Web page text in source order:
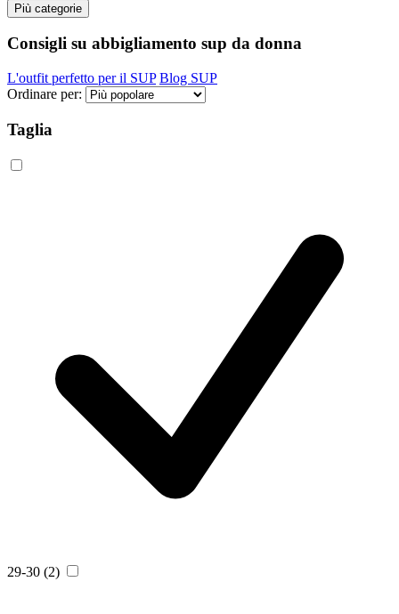
Più categorie
Consigli su abbigliamento sup da donna
L'outfit perfetto per il SUP Blog SUP
Ordinare per:
Taglia
29-30 (2)